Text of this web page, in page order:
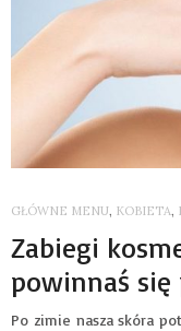
GŁÓWNE MENU, KOBIETA,
Zabiegi
powinnaś
Po zimie nasza skóra